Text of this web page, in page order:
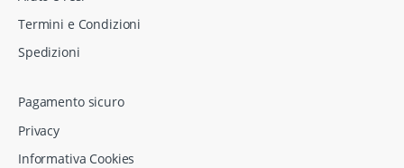
Termini e Condizioni
Spedizioni
Pagamento sicuro
Privacy
Informativa Cookies